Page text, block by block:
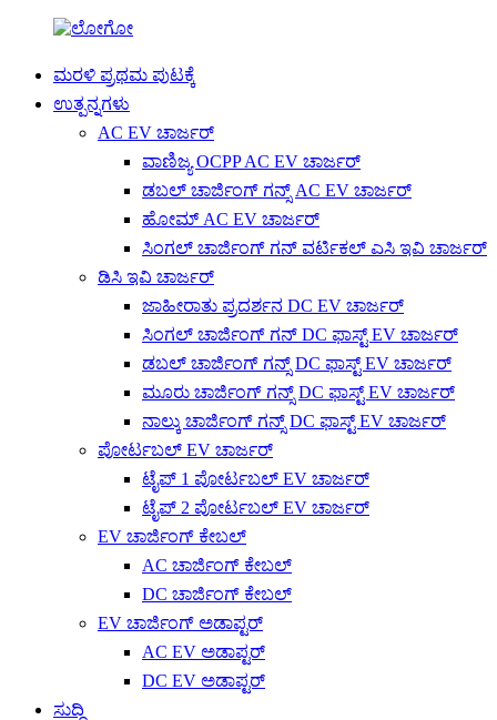
ಮರಳಿ ಪ್ರಥಮ ಪುಟಕ್ಕೆ
ಉತ್ಪನ್ನಗಳು
AC EV ಚಾರ್ಜರ್
ವಾಣಿಜ್ಯ OCPP AC EV ಚಾರ್ಜರ್
ಡಬಲ್ ಚಾರ್ಜಿಂಗ್ ಗನ್ಸ್ AC EV ಚಾರ್ಜರ್
ಹೋಮ್ AC EV ಚಾರ್ಜರ್
ಸಿಂಗಲ್ ಚಾರ್ಜಿಂಗ್ ಗನ್ ವರ್ಟಿಕಲ್ ಎಸಿ ಇವಿ ಚಾರ್ಜರ್
ಡಿಸಿ ಇವಿ ಚಾರ್ಜರ್
ಜಾಹೀರಾತು ಪ್ರದರ್ಶನ DC EV ಚಾರ್ಜರ್
ಸಿಂಗಲ್ ಚಾರ್ಜಿಂಗ್ ಗನ್ DC ಫಾಸ್ಟ್ EV ಚಾರ್ಜರ್
ಡಬಲ್ ಚಾರ್ಜಿಂಗ್ ಗನ್ಸ್ DC ಫಾಸ್ಟ್ EV ಚಾರ್ಜರ್
ಮೂರು ಚಾರ್ಜಿಂಗ್ ಗನ್ಸ್ DC ಫಾಸ್ಟ್ EV ಚಾರ್ಜರ್
ನಾಲ್ಕು ಚಾರ್ಜಿಂಗ್ ಗನ್ಸ್ DC ಫಾಸ್ಟ್ EV ಚಾರ್ಜರ್
ಪೋರ್ಟಬಲ್ EV ಚಾರ್ಜರ್
ಟೈಪ್ 1 ಪೋರ್ಟಬಲ್ EV ಚಾರ್ಜರ್
ಟೈಪ್ 2 ಪೋರ್ಟಬಲ್ EV ಚಾರ್ಜರ್
EV ಚಾರ್ಜಿಂಗ್ ಕೇಬಲ್
AC ಚಾರ್ಜಿಂಗ್ ಕೇಬಲ್
DC ಚಾರ್ಜಿಂಗ್ ಕೇಬಲ್
EV ಚಾರ್ಜಿಂಗ್ ಅಡಾಪ್ಟರ್
AC EV ಅಡಾಪ್ಟರ್
DC EV ಅಡಾಪ್ಟರ್
ಸುದ್ದಿ